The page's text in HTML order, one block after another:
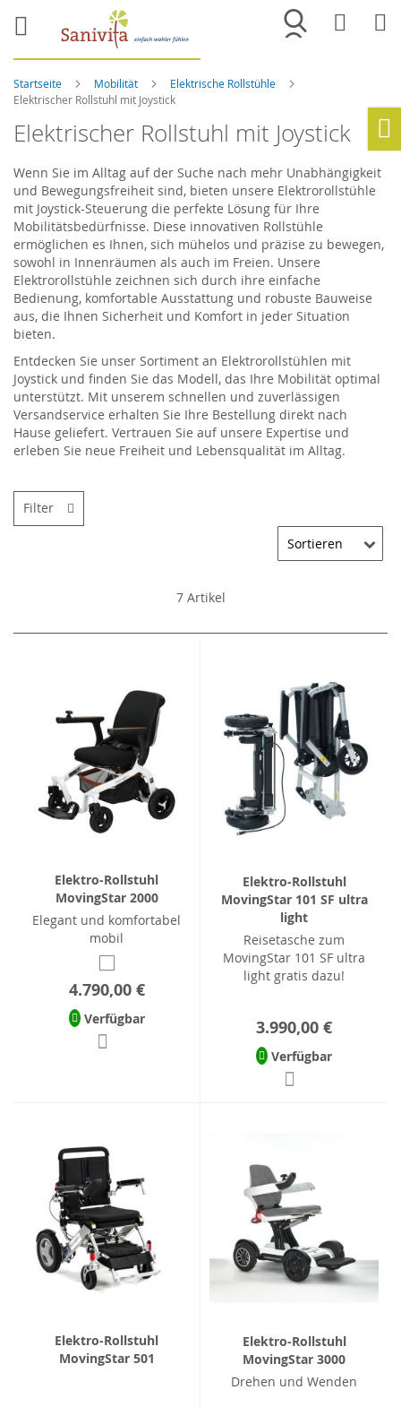
Merkliste
Startseite Mobilität
Elektrische Rollstühle
Elektrischer Rollstuhl mit Joystick
Elektrischer Rollstuhl mit Joystick
Wenn Sie im Alltag auf der Suche nach mehr Unabhängigkeit
und Bewegungsfreiheit sind, bieten unsere Elektrorollstühle
mit Joystick-Steuerung die perfekte Lösung für Ihre
Mobilitätsbedürfnisse. Diese innovativen Rollstühle
ermöglichen es Ihnen, sich mühelos und präzise zu bewegen,
sowohl in Innenräumen als auch im Freien. Unsere
Elektrorollstühle zeichnen sich durch ihre einfache
Bedienung, komfortable Ausstattung und robuste Bauweise
aus, die Ihnen Sicherheit und Komfort in jeder Situation
bieten.
Entdecken Sie unser Sortiment an Elektrorollstühlen mit
Joystick und finden Sie das Modell, das Ihre Mobilität optimal
unterstützt. Mit unserem schnellen und zuverlässigen
Versandservice erhalten Sie Ihre Bestellung direkt nach
Hause geliefert. Vertrauen Sie auf unsere Expertise und
erleben Sie neue Freiheit und Lebensqualität im Alltag.
7Artikel
Elektro-Rollstuhl
MovingStar 2000
Elegant und komfortabel
mobil
4.790,00 €
Verfügbar
Elektro-Rollstuhl
MovingStar 101 SF ultra
light
Reisetasche zum
MovingStar 101 SF ultra
light gratis dazu!
3.990,00 €
Verfügbar
Elektro-Rollstuhl
MovingStar 501
Elektro-Rollstuhl
MovingStar 3000
Drehen und Wenden
Filter